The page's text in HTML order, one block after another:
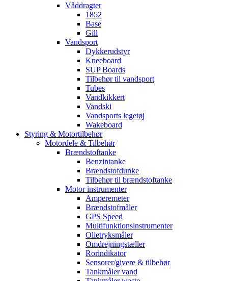
Våddragter
1852
Base
Gill
Vandsport
Dykkerudstyr
Kneeboard
SUP Boards
Tilbehør til vandsport
Tubes
Vandkikkert
Vandski
Vandsports legetøj
Wakeboard
Styring & Motortilbehør
Motordele & Tilbehør
Brændstoftanke
Benzintanke
Brændstofdunke
Tilbehør til brændstoftanke
Motor instrumenter
Amperemeter
Brændstofmåler
GPS Speed
Multifunktionsinstrumenter
Olietryksmåler
Omdrejningstæller
Rorindikator
Sensorer/givere & tilbehør
Tankmåler vand